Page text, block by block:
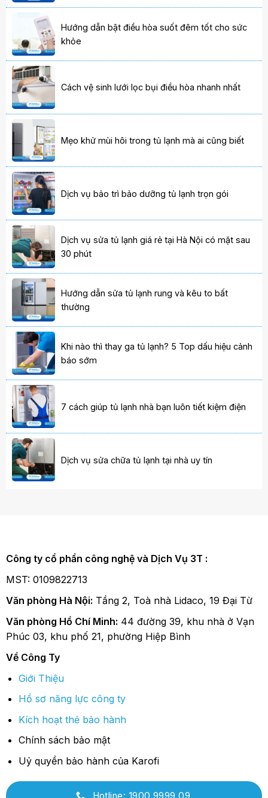
Hướng dẫn bật điều hòa suốt đêm tốt cho sức
khỏe
Cách vệ sinh lưới lọc bụi điều hòa nhanh nhất
Mẹo khử mùi hôi trong tủ lạnh mà ai cũng biết
Dịch vụ bảo trì bảo dưỡng tủ lạnh trọn gói
Dịch vụ sửa tủ lạnh giá rẻ tại Hà Nội có mặt sau
30 phút
Hướng dẫn sửa tủ lạnh rung và kêu to bất
thường
Khi nào thì thay ga tủ lạnh? 5 Top dấu hiệu cảnh
báo sớm
7 cách giúp tủ lạnh nhà bạn luôn tiết kiệm điện
Dịch vụ sửa chữa tủ lạnh tại nhà uy tín
Công ty cổ phần công nghệ và Dịch Vụ 3T :
MST: 0109822713
Văn phòng Hà Nội: Tầng 2, Toà nhà Lidaco, 19 Đại Từ
Văn phòng Hồ Chí Minh: 44 đường 39, khu nhà ở Vạn
Phúc 03, khu phố 21, phường Hiệp Bình
Về Công Ty
Giới Thiệu
Hồ sơ năng lực công ty
Kích hoạt thẻ bảo hành
Chính sách bảo mật
Uỷ quyền bảo hành của Karofi